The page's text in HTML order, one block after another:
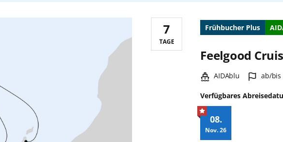
Frühbucher Plus
Feelgood
Schiff:
AIDAblu Hafen:
ab/bis
Verfügbares
08.
Nov.26
Reisedauer:
7
TAGE